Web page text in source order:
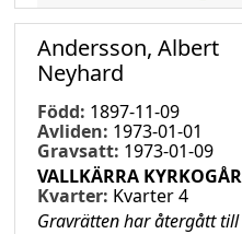
Andersson, Albert
Neyhard
Född: 1897-11-09
Avliden: 1973-01-01
Gravsatt: 1973-01-09
VALLKÄRRA
Kvarter: Kvarter 4
Gravrätten har återgått